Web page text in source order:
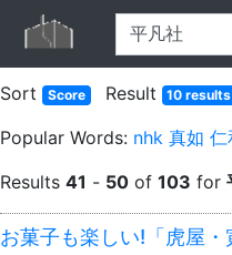
Sort Score Result 10 results
Popular Words: nhk 真如 仁
Results 41 - 50 of 103 for
お菓子も楽しい!「虎屋